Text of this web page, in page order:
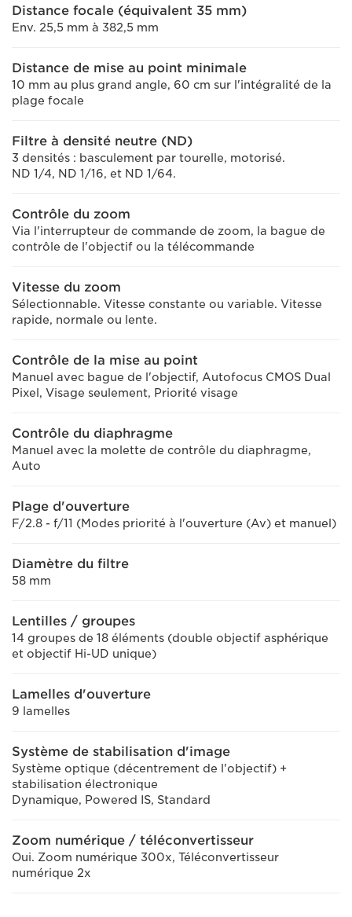
Distance focale (équivalent 35 mm)
Env. 25,5 mm à 382,5 mm
Distance de mise au point minimale
10 mm au plus grand angle, 60 cm sur l'intégralité de la
plage focale
Filtre à densité neutre (ND)
3 densités : basculement par tourelle, motorisé.
ND 1/4, ND 1/16, et ND 1/64.
Contrôle du zoom
Via l'interrupteur de commande de zoom, la bague de
contrôle de l'objectif ou la télécommande
Vitesse du zoom
Sélectionnable. Vitesse constante ou variable. Vitesse
rapide, normale ou lente.
Contrôle de la mise au point
Manuel avec bague de l'objectif, Autofocus CMOS Dual
Pixel, Visage seulement, Priorité visage
Contrôle du diaphragme
Manuel avec la molette de contrôle du diaphragme,
Auto
Plage d'ouverture
F/2.8 - f/11 (Modes priorité à l'ouverture (Av) et manuel)
Diamètre du filtre
58 mm
Lentilles / groupes
14 groupes de 18 éléments (double objectif asphérique
et objectif Hi-UD unique)
Lamelles d'ouverture
9 lamelles
Système de stabilisation d'image
Système optique (décentrement de l'objectif) +
stabilisation électronique
Dynamique, Powered IS, Standard
Zoom numérique / téléconvertisseur
Oui. Zoom numérique 300x, Téléconvertisseur
numérique 2x